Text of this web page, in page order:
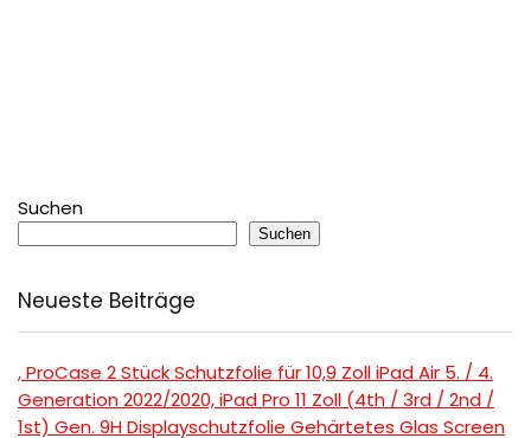
Suchen
Suchen
Neueste Beiträge
, ProCase 2 Stück Schutzfolie für 10,9 Zoll iPad Air 5. / 4.
Generation 2022/2020, iPad Pro 11 Zoll (4th / 3rd / 2nd /
1st) Gen. 9H Displayschutzfolie Gehärtetes Glas Screen